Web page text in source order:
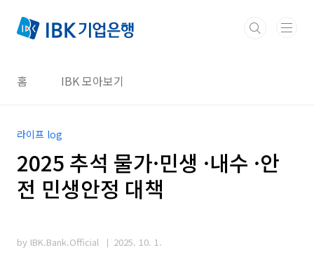
홈 IBK 모아보기
라이프 log
2025 추석 물가·민생 ·내수 ·안
전 민생안정 대책
by IBK.Bank.Official 2025. 10. 1.